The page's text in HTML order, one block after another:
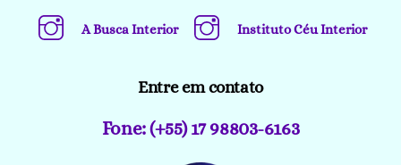
A Busca Interior Instituto Céu Interior
Entre em contato
Fone: (+55) 17 98803-6163